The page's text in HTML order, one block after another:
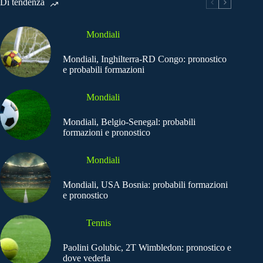
Di tendenza
Mondiali
Mondiali, Inghilterra-RD Congo: pronostico
e probabili formazioni
Mondiali
Mondiali, Belgio-Senegal: probabili
formazioni e pronostico
Mondiali
Mondiali, USA Bosnia: probabili formazioni
e pronostico
Tennis
Paolini Golubic, 2T Wimbledon: pronostico e
dove vederla